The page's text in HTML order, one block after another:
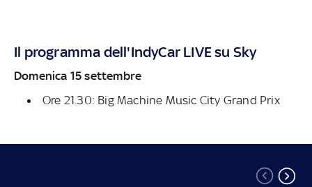
Il programma dell'IndyCar LIVE su Sky
Domenica 15 settembre
Ore 21.30: Big Machine Music City Grand Prix